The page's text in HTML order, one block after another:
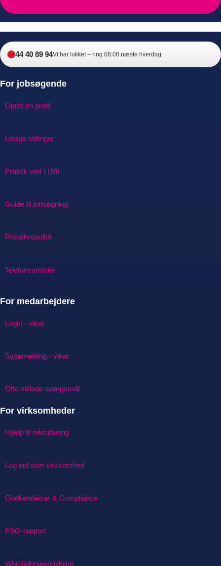
44 40 89 94Vi har lukket – ring 08:00 næste hverdag
For jobsøgende
Opret en profil
Ledige stillinger
Praktik ved LUBI
Guide til jobsøgning
Privatlivspolitik
Telefonsamtaler
For medarbejdere
Login - vikar
Sygemelding - vikar
Ofte stillede spørgsmål
For virksomheder
Hjælp til rekruttering
Log ind som virksomhed
Godkendelser & Compliance
ESG-rapport
Whistleblowerordning